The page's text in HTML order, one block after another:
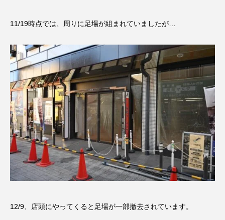
11/19時点では、周りに足場が組まれていましたが…
12/9、店頭にやってくると足場が一部撤去されています。